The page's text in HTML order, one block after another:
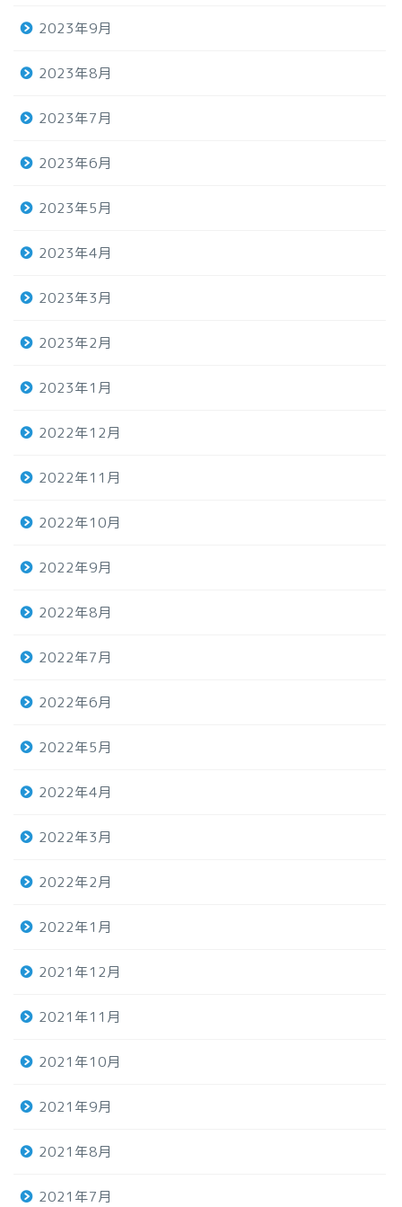
2023年9月
2023年8月
2023年7月
2023年6月
2023年5月
2023年4月
2023年3月
2023年2月
2023年1月
2022年12月
2022年11月
2022年10月
2022年9月
2022年8月
2022年7月
2022年6月
2022年5月
2022年4月
2022年3月
2022年2月
2022年1月
2021年12月
2021年11月
2021年10月
2021年9月
2021年8月
2021年7月